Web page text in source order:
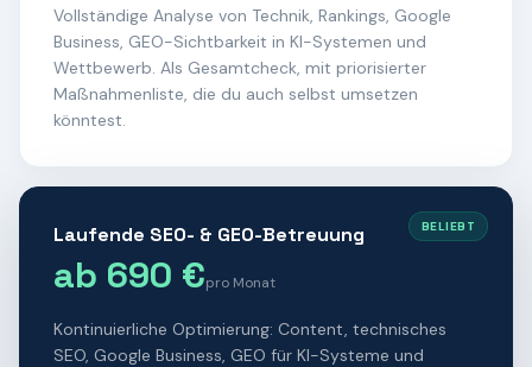
Vollständige Analyse von Technik, Rankings, Google
Business, GEO-Sichtbarkeit in KI-Systemen und
Wettbewerb. Als Gesamtcheck, mit priorisierter
Maßnahmenliste, die du auch selbst umsetzen
könntest.
BELIEBT
Laufende SEO- & GEO-Betreuung
ab 690 €pro Monat
Kontinuierliche Optimierung: Content, technisches
SEO, Google Business, GEO für KI-Systeme und